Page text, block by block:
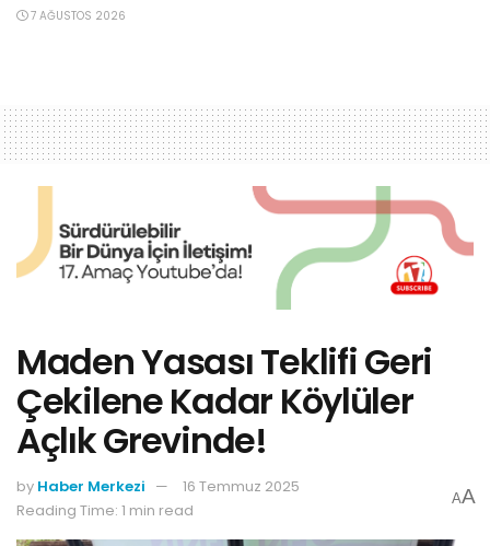
7 AĞUSTOS 2026
Maden Yasası Teklifi Geri
Çekilene Kadar Köylüler
Açlık Grevinde!
by Haber Merkezi
16 Temmuz 2025
Reading Time: 1 min read
AA